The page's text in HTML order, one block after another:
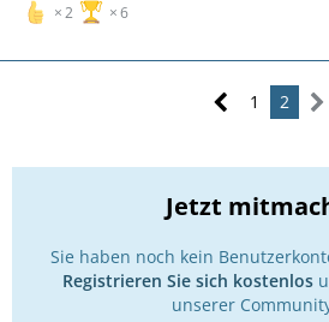
2 6
1 2
Jetzt
Sie haben noch kein
Registrieren Sie sich kostenlos
unserer